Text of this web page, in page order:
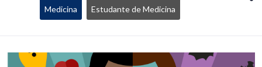
Medicina Estudante de Medicina